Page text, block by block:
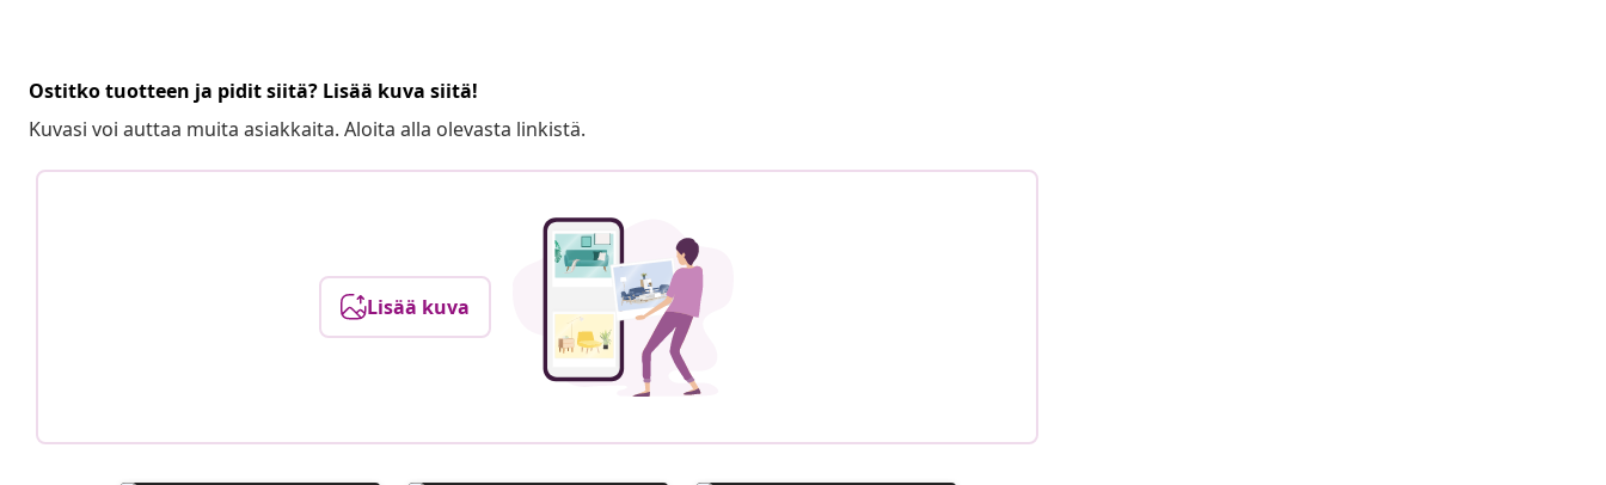
Ostitko tuotteen ja pidit siitä? Lisää kuva siitä!
Kuvasi voi auttaa muita asiakkaita. Aloita alla olevasta linkistä.
Lisää kuva